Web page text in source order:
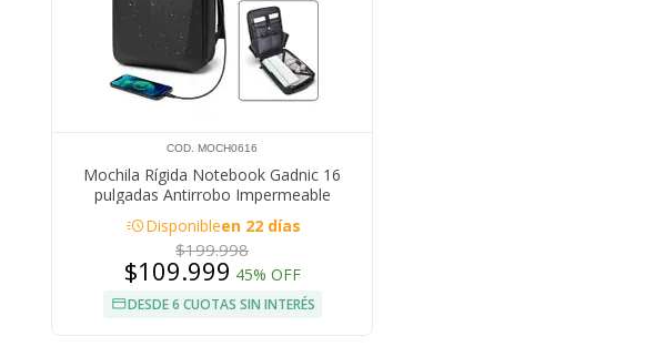
COD. MOCH0616
Mochila Rígida Notebook Gadnic 16
pulgadas Antirrobo Impermeable
acuteDisponibleen 22 días
$199.998
$109.999 45% OFF
DESDE 6 CUOTAS SIN INTERÉS